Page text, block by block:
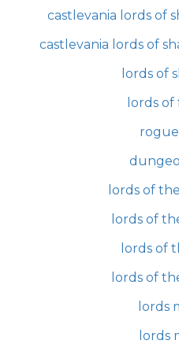
castlevania lords of
castlevania lords of
lords of
lords of
lords of
lords of
lords of
lords of
lords
lords